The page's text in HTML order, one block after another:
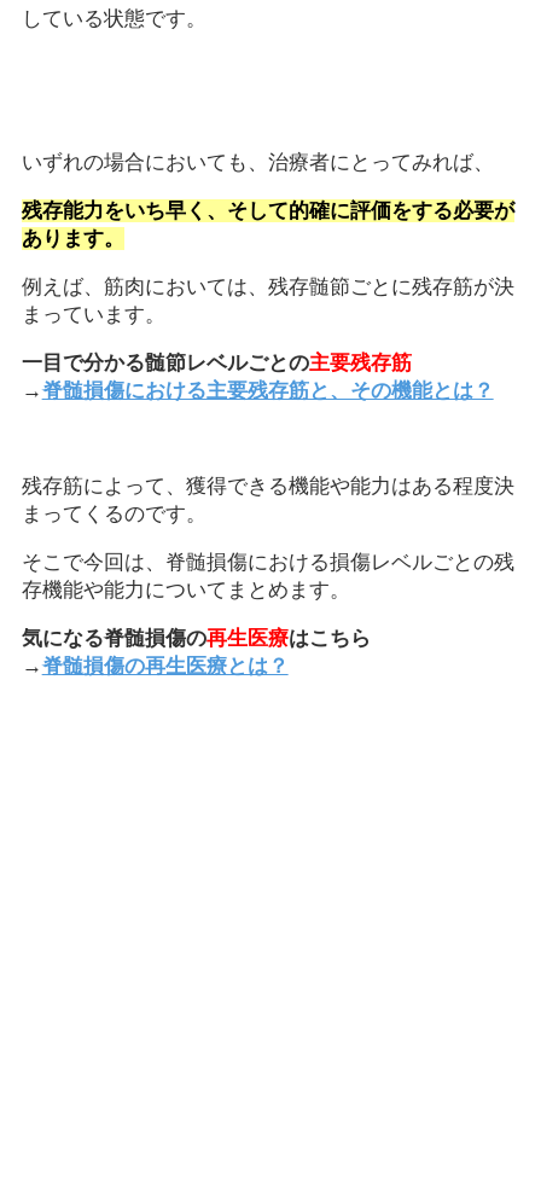
している状態です。
いずれの場合においても、治療者にとってみれば、
残存能力をいち早く、そして的確に評価をする必要が
あります。
例えば、筋肉においては、残存髄節ごとに残存筋が決
まっています。
一目で分かる髄節レベルごとの主要残存筋
→脊髄損傷における主要残存筋と、その機能とは？
残存筋によって、獲得できる機能や能力はある程度決
まってくるのです。
そこで今回は、脊髄損傷における損傷レベルごとの残
存機能や能力についてまとめます。
気になる脊髄損傷の再生医療はこちら
→脊髄損傷の再生医療とは？